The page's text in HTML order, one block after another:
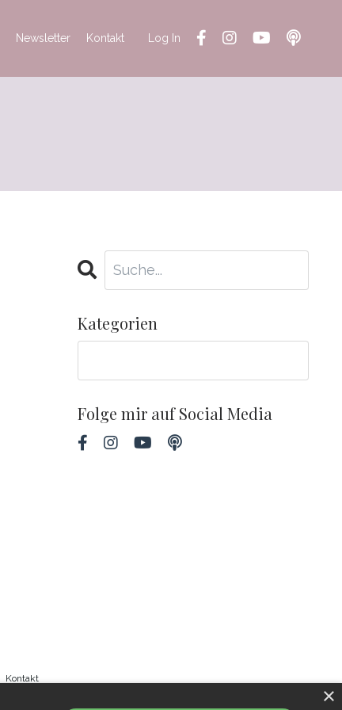
Newsletter Kontakt Log In
Kategorien
Folge mir auf Social Media
Kontakt
×